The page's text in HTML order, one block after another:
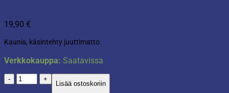
19,90 €
Kaunis, käsintehty juuttimatto.
Verkkokauppa: Saatavissa
Juuttimatto
kuvio
Lisää ostoskoriin